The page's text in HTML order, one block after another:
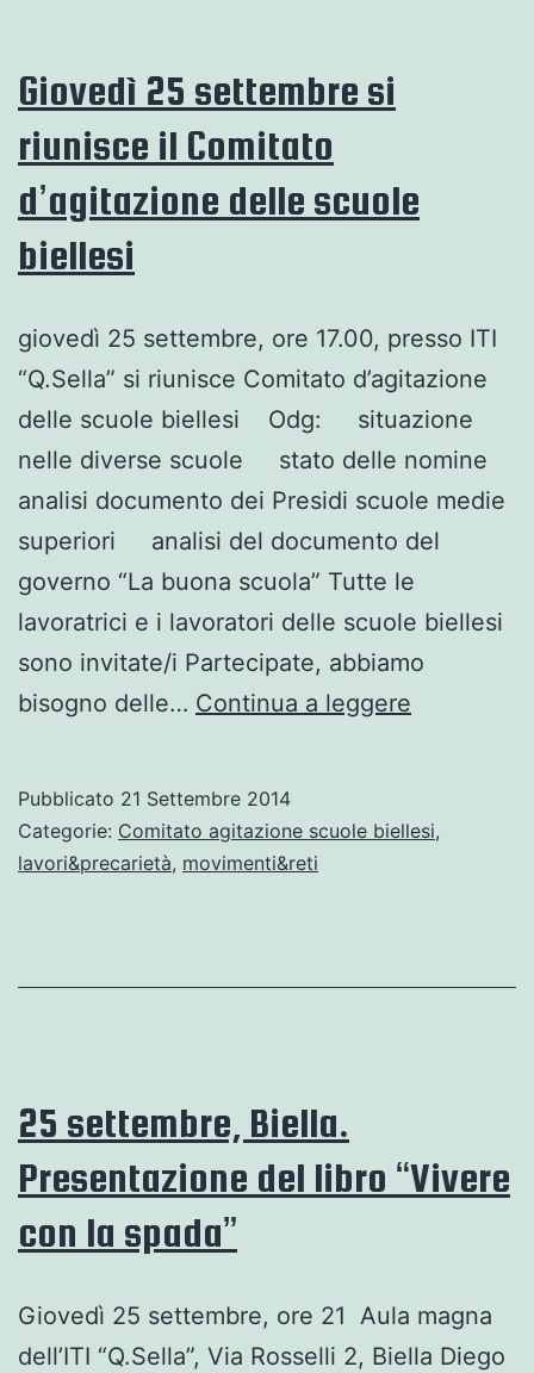
Giovedì 25 settembre si
riunisce il Comitato
d’agitazione delle scuole
biellesi
giovedì 25 settembre, ore 17.00, presso ITI
“Q.Sella” si riunisce Comitato d’agitazione
delle scuole biellesi Odg: situazione
nelle diverse scuole stato delle nomine
analisi documento dei Presidi scuole medie
superiori analisi del documento del
governo “La buona scuola” Tutte le
lavoratrici e i lavoratori delle scuole biellesi
sono invitate/i Partecipate, abbiamo
bisogno delle… Continua a leggere
si
Pubblicato 21 Settembre 2014
Categorie: Comitato agitazione scuole biellesi,
lavori&precarietà, movimenti&reti
25 settembre, Biella.
Presentazione del libro “Vivere
con la spada”
Giovedì 25 settembre, ore 21 Aula magna
dell’ITI “Q.Sella”, Via Rosselli 2, Biella Diego